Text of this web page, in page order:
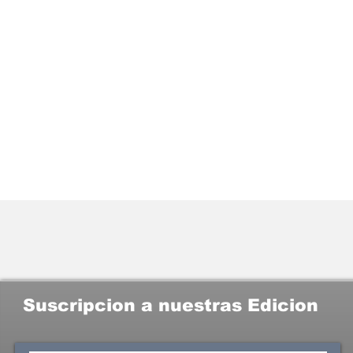
Suscripcion a nuestras Edicion